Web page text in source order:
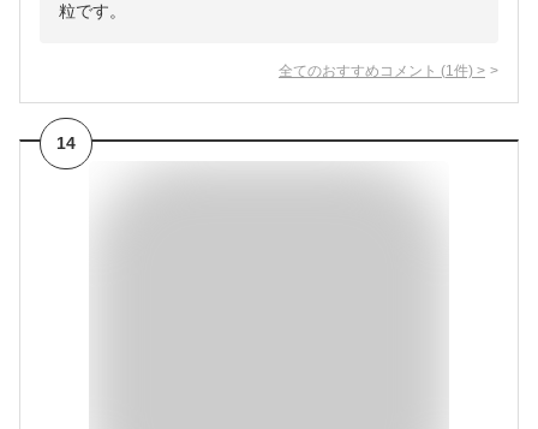
粒です。
全てのおすすめコメント (1 件) >
14